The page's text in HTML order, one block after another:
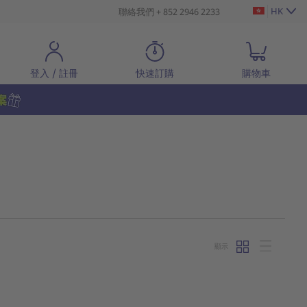
聯絡我們 + 852 2946 2233 HK
登入 / 註冊 快速訂購 購物車
顯示